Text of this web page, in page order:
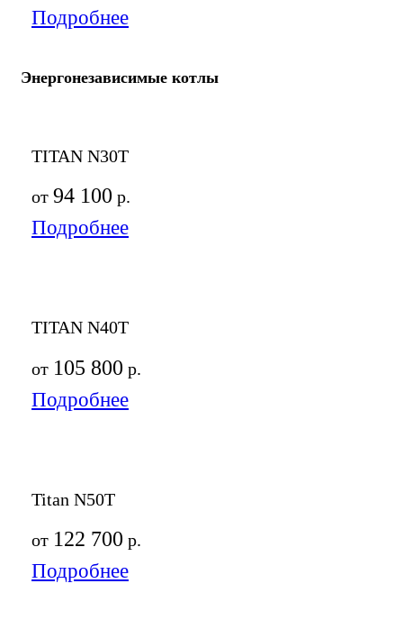
Подробнее
Энергонезависимые котлы
TITAN N30T
от 94 100 р.
Подробнее
TITAN N40T
от 105 800 р.
Подробнее
Titan N50T
от 122 700 р.
Подробнее